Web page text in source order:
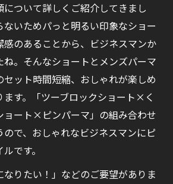
について詳しくご紹介してきまし
ないためパっと明るい印象なショー
感のあることから、ビジネスマンか
ね。そんなショートとメンズパーマ
ット時間短縮、おしゃれが楽しめ
ます。「ツーブロックショート×く
ョート×ピンパーマ」の組み合わせ
で、おしゃれなビジネスマンにピ
です。
なりたい！」などのご要望がありま